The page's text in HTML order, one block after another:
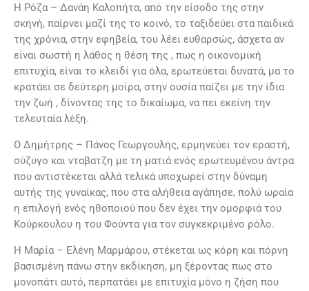
Η Ρόζα – Δανάη Καλοπήτα, από την είσοδο της στην
σκηνή, παίρνει μαζί της το κοινό, το ταξιδεύει στα παιδικά
της χρόνια, στην εφηβεία, του λέει ευθαρσώς, άσχετα αν
είναι σωστή η λάθος η θέση της , πως η οικονομική
επιτυχία, είναι το κλειδί για όλα, ερωτεύεται δυνατά, μα το
κρατάει σε δεύτερη μοίρα, στην ουσία παίζει με την ίδια
την ζωή , δίνοντας της το δικαίωμα, να πει εκείνη την
τελευταία λέξη.
Ο Δημήτρης – Πάνος Γεωργουλής, ερμηνεύει τον εραστή,
σύζυγο και νταβατζη με τη ματιά ενός ερωτευμένου άντρα
που αντιστέκεται αλλά τελικά υποχωρεί στην δύναμη
αυτής της γυναίκας, που στα αλήθεια αγάπησε, πολύ ωραία
η επιλογή ενός ηθοποιού που δεν έχει την ομορφιά του
Κούρκουλου η του Φούντα για τον συγκεκριμένο ρόλο.
Η Μαρία – Ελένη Μαρμάρου, στέκεται ως κόρη και πόρνη
βασισμένη πάνω στην εκδίκηση, μη ξέροντας πως στο
μονοπάτι αυτό, περπατάει με επιτυχία μόνο η ζήση που